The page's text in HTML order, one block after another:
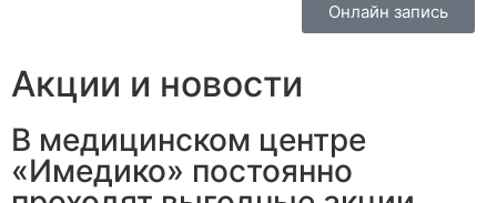
Онлайн запись
Акции и новости
В медицинском центре
«Имедико» постоянно